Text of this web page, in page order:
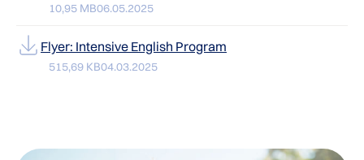
10,95 MB06.05.2025
Flyer: Intensive English Program
515,69 KB04.03.2025